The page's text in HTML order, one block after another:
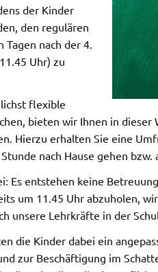
der Kinder
den regulären
nach der 4.
Uhr) zu
flexible
bieten wir Ihnen in
Hierzu erhalten Sie eine
nach Hause gehen bzw.
Es entstehen keine
um 11.45 Uhr abzuholen,
unsere Lehrkräfte in der
die Kinder dabei ein
zur Beschäftigung im